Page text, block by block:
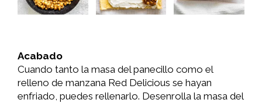
Acabado
Cuando tanto la masa del panecillo como el
relleno de manzana Red Delicious se hayan
enfriado, puedes rellenarlo. Desenrolla la masa del